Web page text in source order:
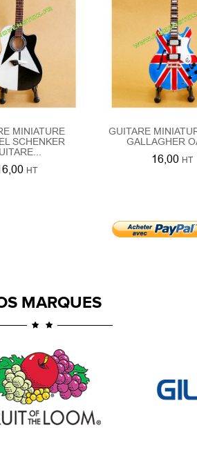
MINIATURE
SCHENKER
HT
GUITARE
GALLAGHER
16,00 HT
MARQUES